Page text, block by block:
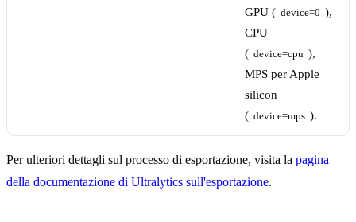
GPU ( device=0 ),
CPU
( device=cpu ),
MPS per Apple
silicon
( device=mps ).
Per ulteriori dettagli sul processo di esportazione, visita la pagina
della documentazione di Ultralytics sull'esportazione.